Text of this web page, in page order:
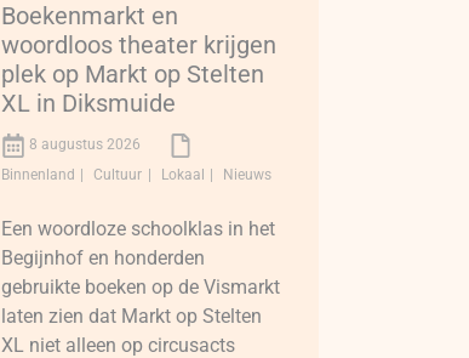
Boekenmarkt en
woordloos theater krijgen
plek op Markt op Stelten
XL in Diksmuide
8 augustus 2026
Binnenland
Cultuur Lokaal Nieuws
Een woordloze schoolklas in het
Begijnhof en honderden
gebruikte boeken op de Vismarkt
laten zien dat Markt op Stelten
XL niet alleen op circusacts